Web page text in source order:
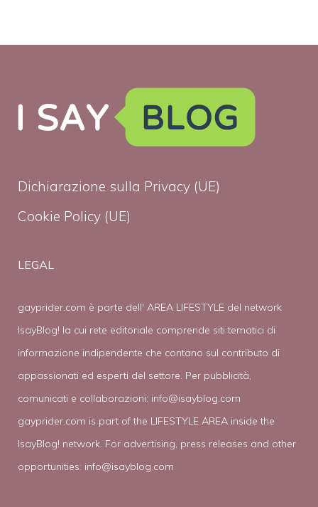
Dichiarazione sulla Privacy (UE)
Cookie Policy (UE)
LEGAL
gayprider.com è parte dell' AREA LIFESTYLE del network
IsayBlog! la cui rete editoriale comprende siti tematici di
informazione indipendente che contano sul contributo di
appassionati ed esperti del settore. Per pubblicità,
comunicati e collaborazioni: info@isayblog.com
gayprider.com is part of the LIFESTYLE AREA inside the
IsayBlog! network. For advertising, press releases and other
opportunities: info@isayblog.com